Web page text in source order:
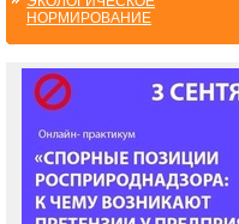
НОРМИРОВАНИЕ